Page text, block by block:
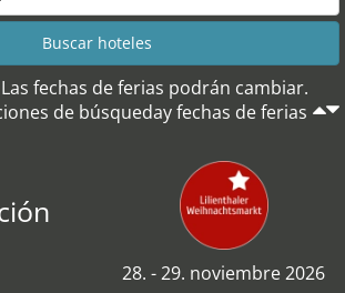
fechas de ferias podrán cambiar.
de búsqueday fechas de ferias
28. - 29. noviembre 2026